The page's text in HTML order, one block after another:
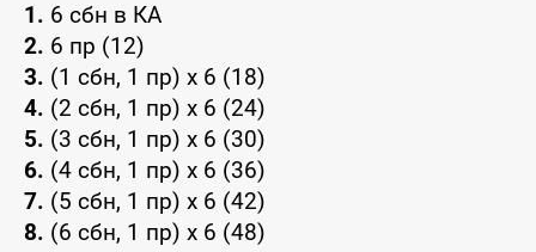
1. 6 сбн в КА
2. 6 пр (12)
3. (1 сбн, 1 пр) х 6 (18)
4. (2 сбн, 1 пр) х 6 (24)
5. (3 сбн, 1 пр) х 6 (30)
6. (4 сбн, 1 пр) х 6 (36)
7. (5 сбн, 1 пр) х 6 (42)
8. (6 сбн, 1 пр) х 6 (48)